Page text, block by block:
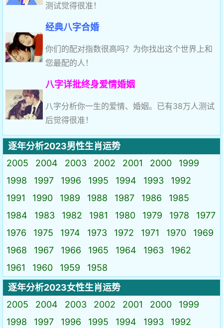
测试觉得很准！
经典八字合婚
你们的配对指数很高吗？为你找出这个世界上和
您最配的人！
八字详批终身爱情婚姻
八字分析你一生的爱情、婚姻。已有38万人测试
后觉得很准！
逐年分析2023男性生肖运势
2005
2004 2003 2002 2001 2000
1999
1998
1997 1996 1995 1994 1993
1992
1991
1990 1989 1988 1987 1986
1985
1984
1983 1982 1981 1980 1979 1978
1977
1976
1975 1974 1973 1972 1971 1970
1969
1968
1967 1966 1965 1964 1963
1962
1961
1960 1959
1958
逐年分析2023女性生肖运势
2005
2004 2003 2002 2001 2000
1999
1998
1997 1996 1995 1994 1993
1992